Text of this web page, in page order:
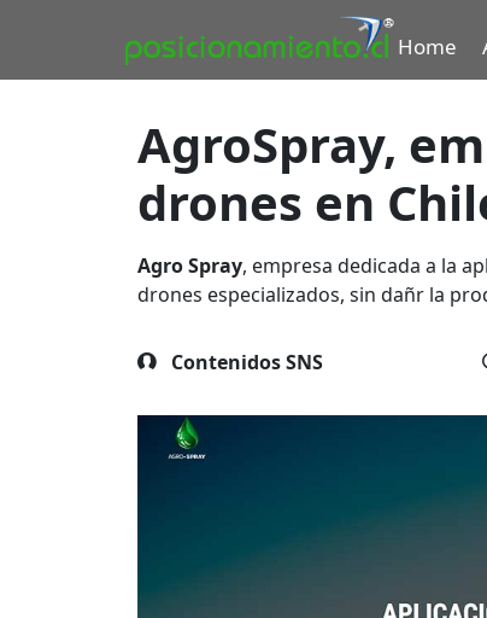
Home
AgroSpray,
drones en
Agro Spray, empresa dedicada a la
drones especializados, sin dañr la
Contenidos SNS